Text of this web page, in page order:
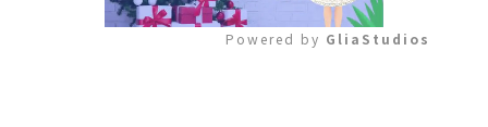
Powered by GliaStudios